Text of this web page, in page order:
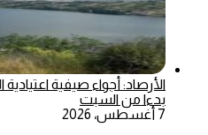
الأرصاد: أجواء صيفية اعتيادية
بدءا من السبت
7 أغسطس، 2026